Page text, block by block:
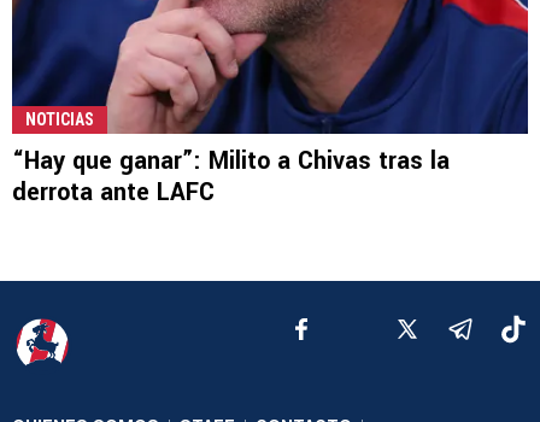
NOTICIAS
“Hay que ganar”: Milito a Chivas tras la
derrota ante LAFC